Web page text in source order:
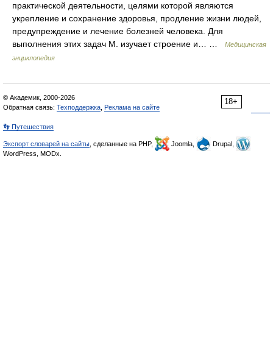
практической деятельности, целями которой являются
укрепление и сохранение здоровья, продление жизни людей,
предупреждение и лечение болезней человека. Для
выполнения этих задач М. изучает строение и… …
Медицинская
энциклопедия
18+
© Академик, 2000-2026
Обратная связь: Техподдержка Реклама на сайте
👣 Путешествия
Экспорт словарей на сайты , сделанные на PHP, Joomla,
Drupal,
WordPress, MODx.